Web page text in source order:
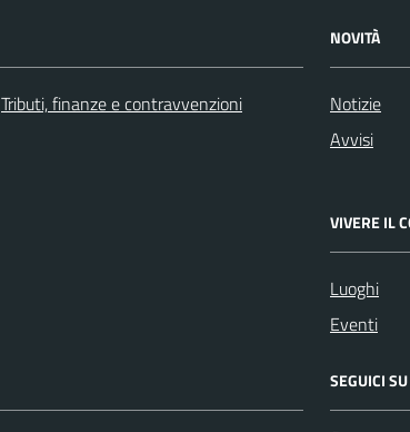
Tributi, finanze e contravvenzioni
NOVITÀ
Notizie
Avvisi
VIVERE IL
Luoghi
Eventi
SEGUICI SU